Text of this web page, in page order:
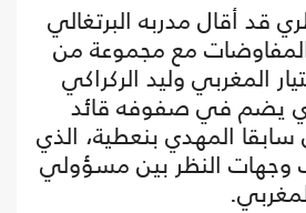
قد أقال مدربه البرتغالي
المفاوضات مع مجموعة من
المغربي وليد الركراكي
يضم في صفوفه قائد
المهدي بنعطية، الذي
النظر بين مسؤولي